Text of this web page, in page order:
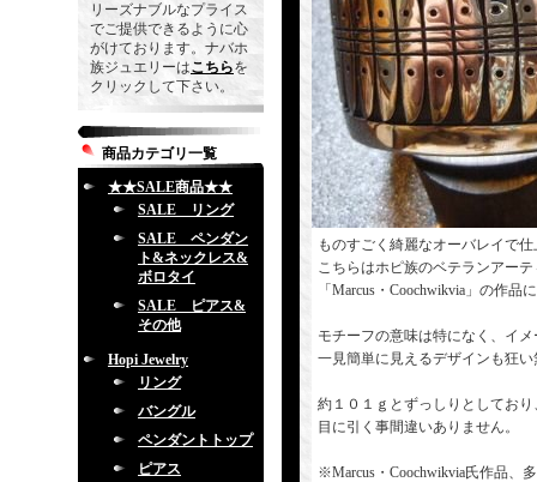
リーズナブルなプライス
でご提供できるように心
がけております。ナバホ
族ジュエリーはこちらを
クリックして下さい。
商品カテゴリ一覧
★★SALE商品★★
SALE リング
SALE ペンダン
ト&ネックレス&
ボロタイ
SALE ピアス&
その他
Hopi Jewelry
リング
バングル
ペンダントトップ
ピアス
ものすごく綺麗なオーバレイで
こちらはホピ族のベテランアー
「Marcus・Coochwikvia」の作品
モチーフの意味は特になく、イ
一見簡単に見えるデザインも狂
約１０１ｇとずっしりとしてお
目に引く事間違いありません。
※Marcus・Coochwikvia氏作品、